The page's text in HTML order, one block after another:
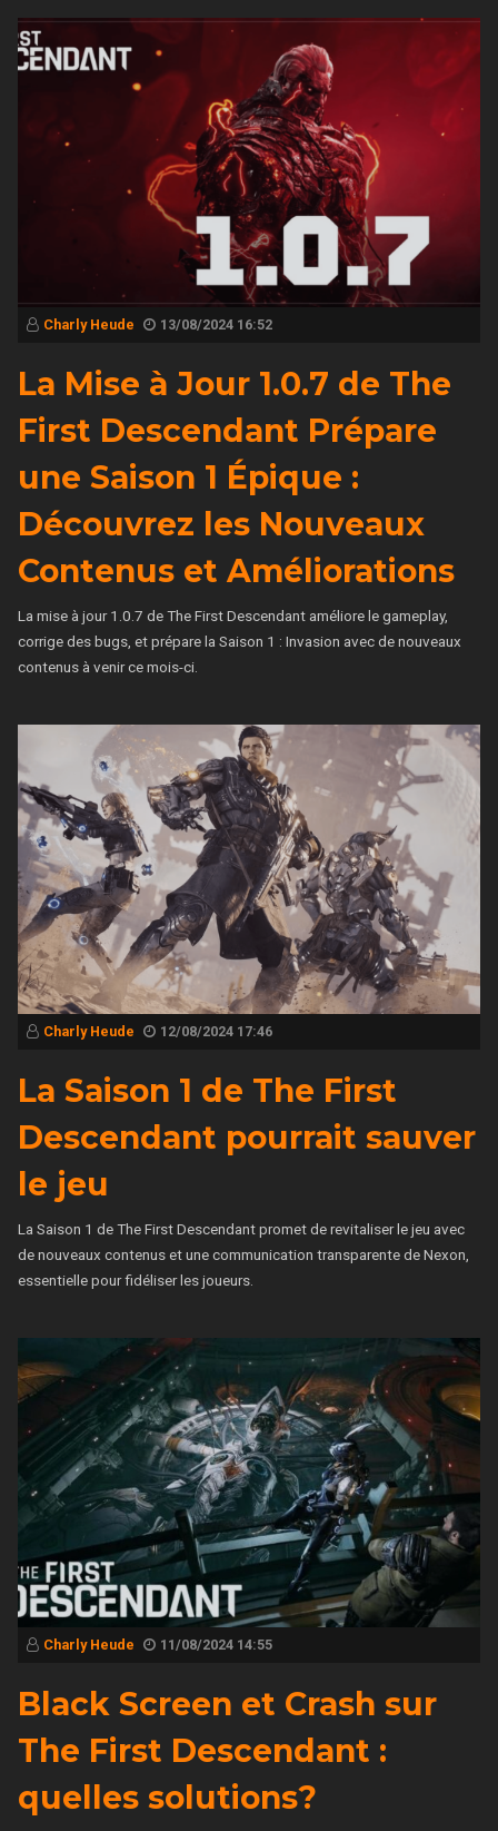
Charly Heude 13/08/2024 16:52
La Mise à Jour 1.0.7 de The
First Descendant Prépare
une Saison 1 Épique :
Découvrez les Nouveaux
Contenus et Améliorations
La mise à jour 1.0.7 de The First Descendant améliore le gameplay,
corrige des bugs, et prépare la Saison 1 : Invasion avec de nouveaux
contenus à venir ce mois-ci.
Charly Heude 12/08/2024 17:46
La Saison 1 de The First
Descendant pourrait sauver
le jeu
La Saison 1 de The First Descendant promet de revitaliser le jeu avec
de nouveaux contenus et une communication transparente de Nexon,
essentielle pour fidéliser les joueurs.
Charly Heude 11/08/2024 14:55
Black Screen et Crash sur
The First Descendant :
quelles solutions?